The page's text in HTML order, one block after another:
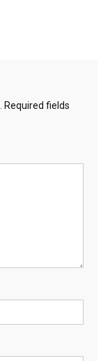
Required fields